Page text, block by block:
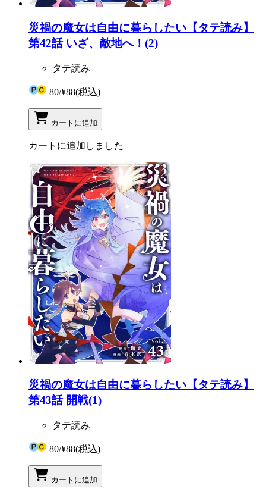
災禍の魔女は自由に暮らしたい【タテ読み】
第42話 いざ、敵地へ！(2)
タテ読み
80/¥88(税込)
カートに追加
カートに追加しました
災禍の魔女は自由に暮らしたい【タテ読み】
第43話 開戦(1)
タテ読み
80/¥88(税込)
カートに追加